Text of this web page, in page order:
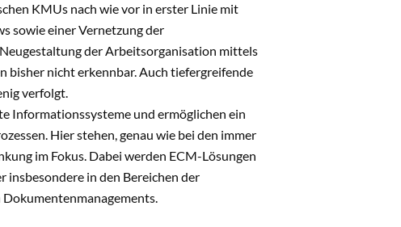
KMUs nach wie vor in erster Linie mit
sowie einer Vernetzung der
der Arbeitsorganisation mittels
bisher nicht erkennbar. Auch tiefergreifende
verfolgt.
Informationssysteme und ermöglichen ein
Hier stehen, genau wie bei den immer
im Fokus. Dabei werden ECM-Lösungen
in den Bereichen der